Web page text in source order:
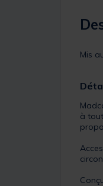
Mis
à